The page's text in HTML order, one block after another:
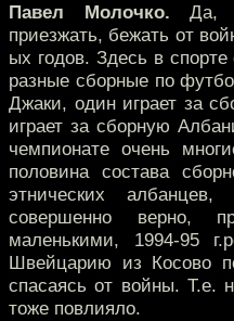
Павел Молочко. Да,
приезжать, бежать от
ых годов. Здесь в
разные сборные по
Джаки, один играет за
играет за сборную
чемпионате очень
половина состава
этнических
совершенно верно,
маленькими, 1994-95
Швейцарию из Косово
спасаясь от войны. Т.е.
тоже повлияло.